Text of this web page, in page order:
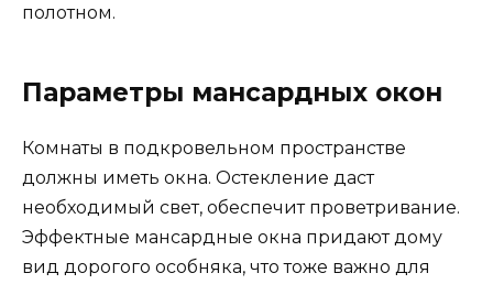
полотном.
Параметры мансардных окон
Комнаты в подкровельном пространстве
должны иметь окна. Остекление даст
необходимый свет, обеспечит проветривание.
Эффектные мансардные окна придают дому
вид дорогого особняка, что тоже важно для